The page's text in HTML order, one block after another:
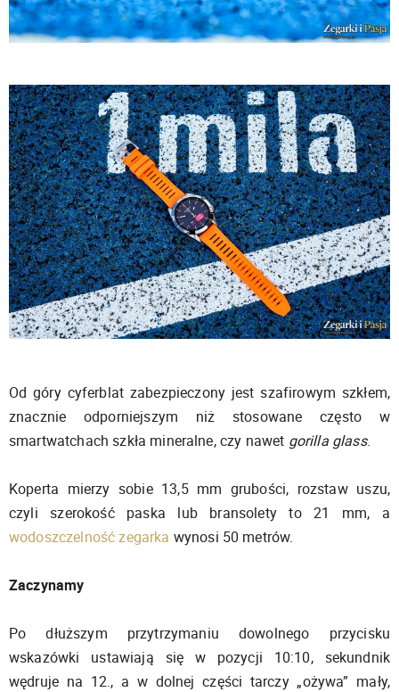
Od góry cyferblat zabezpieczony jest szafirowym szkłem,
znacznie odporniejszym niż stosowane często w
smartwatchach szkła mineralne, czy nawet gorilla glass.
Koperta mierzy sobie 13,5 mm grubości, rozstaw uszu,
czyli szerokość paska lub bransolety to 21 mm, a
wodoszczelność zegarka wynosi 50 metrów.
Zaczynamy
Po dłuższym przytrzymaniu dowolnego przycisku
wskazówki ustawiają się w pozycji 10:10, sekundnik
wędruje na 12., a w dolnej części tarczy „ożywa” mały,